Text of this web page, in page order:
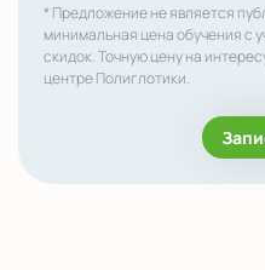
* Предложение не является
минимальная цена обучения с
скидок. Точную цену на
центре Полиглотики.